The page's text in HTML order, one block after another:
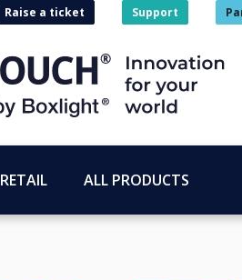
Raise a ticket Support
RETAIL ALL PRODUCTS